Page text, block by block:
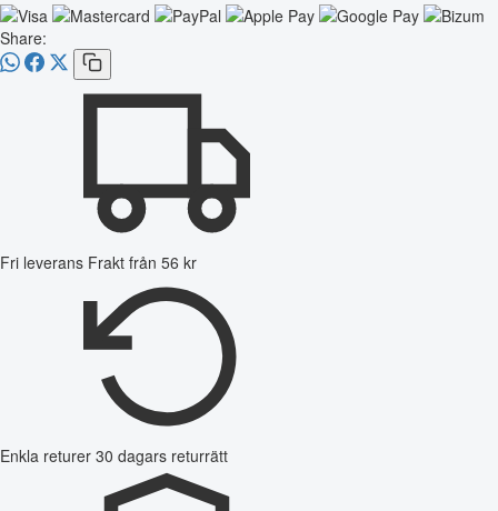
Share:
Fri leverans Frakt från 56 kr
Enkla returer 30 dagars returrätt